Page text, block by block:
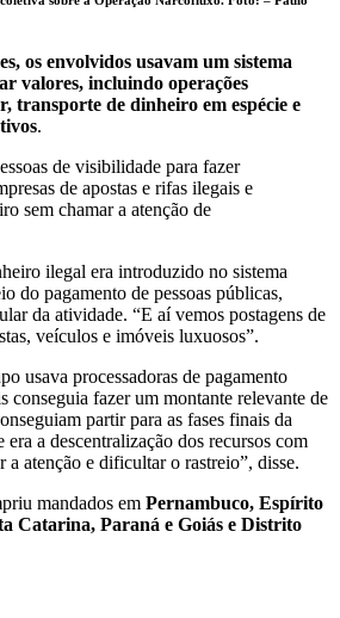
os envolvidos usavam um sistema
valores, incluindo operações
transporte de dinheiro em espécie e
.
de visibilidade para fazer
de apostas e rifas ilegais e
sem chamar a atenção de
ilegal era introduzido no sistema
do pagamento de pessoas públicas,
da atividade. “E aí vemos postagens de
veículos e imóveis luxuosos”.
usava processadoras de pagamento
conseguia fazer um montante relevante de
partir para as fases finais da
a descentralização dos recursos com
a atenção e dificultar o rastreio”, disse.
mandados em Pernambuco, Espírito
Catarina, Paraná e Goiás e Distrito